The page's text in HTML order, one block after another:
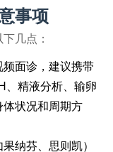
事项
几点：
面诊，建议携带
、精液分析、输卵
状况和周期方
纳芬、思则凯）